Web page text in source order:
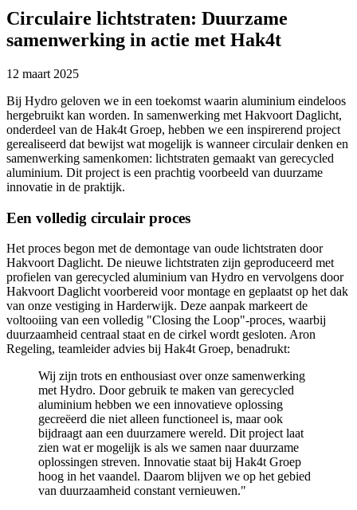
Circulaire lichtstraten: Duurzame
samenwerking in actie met Hak4t
12 maart 2025
Bij Hydro geloven we in een toekomst waarin aluminium eindeloos
hergebruikt kan worden. In samenwerking met Hakvoort Daglicht,
onderdeel van de Hak4t Groep, hebben we een inspirerend project
gerealiseerd dat bewijst wat mogelijk is wanneer circulair denken en
samenwerking samenkomen: lichtstraten gemaakt van gerecycled
aluminium. Dit project is een prachtig voorbeeld van duurzame
innovatie in de praktijk.
Een volledig circulair proces
Het proces begon met de demontage van oude lichtstraten door
Hakvoort Daglicht. De nieuwe lichtstraten zijn geproduceerd met
profielen van gerecycled aluminium van Hydro en vervolgens door
Hakvoort Daglicht voorbereid voor montage en geplaatst op het dak
van onze vestiging in Harderwijk. Deze aanpak markeert de
voltooiing van een volledig "Closing the Loop"-proces, waarbij
duurzaamheid centraal staat en de cirkel wordt gesloten. Aron
Regeling, teamleider advies bij Hak4t Groep, benadrukt:
Wij zijn trots en enthousiast over onze samenwerking
met Hydro. Door gebruik te maken van gerecycled
aluminium hebben we een innovatieve oplossing
gecreëerd die niet alleen functioneel is, maar ook
bijdraagt aan een duurzamere wereld. Dit project laat
zien wat er mogelijk is als we samen naar duurzame
oplossingen streven. Innovatie staat bij Hak4t Groep
hoog in het vaandel. Daarom blijven we op het gebied
van duurzaamheid constant vernieuwen."